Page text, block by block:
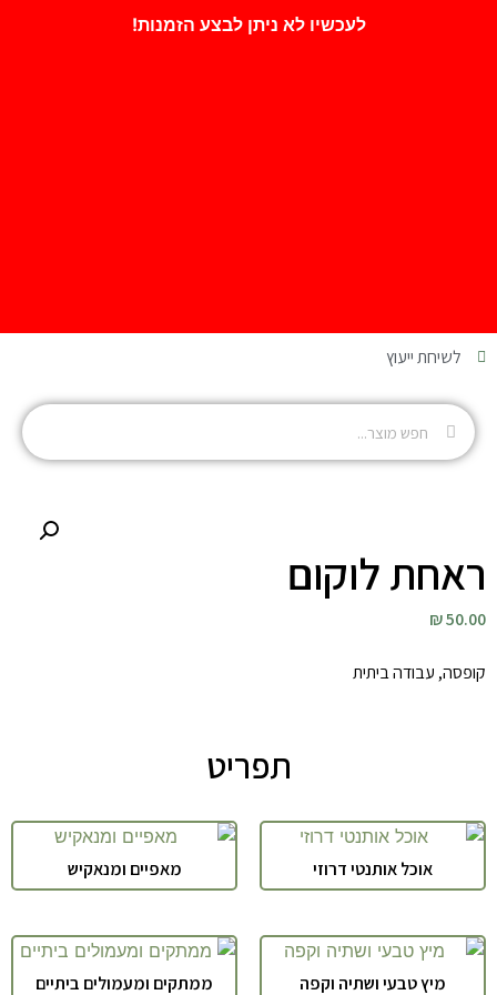
לעכשיו לא ניתן לבצע הזמנות!
לשיחת ייעוץ
ראחת לוקום
50.00 ₪
קופסה, עבודה ביתית
תפריט
אוכל אותנטי דרוזי מאפיים ומנאקיש
מיץ טבעי ושתיה וקפה ממתקים ומעמולים ביתיים